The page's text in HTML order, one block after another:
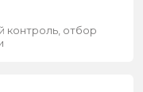
контроль, отбор